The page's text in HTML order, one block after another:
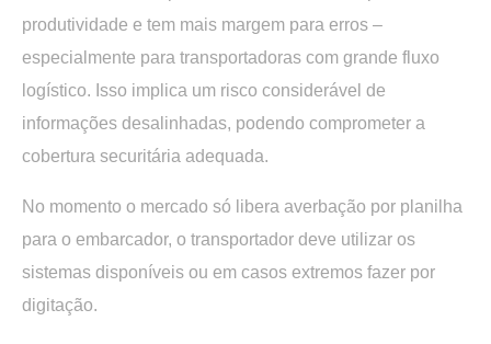
produtividade e tem mais margem para erros –
especialmente para transportadoras com grande fluxo
logístico. Isso implica um risco considerável de
informações desalinhadas, podendo comprometer a
cobertura securitária adequada.
No momento o mercado só libera averbação por planilha
para o embarcador, o transportador deve utilizar os
sistemas disponíveis ou em casos extremos fazer por
digitação.